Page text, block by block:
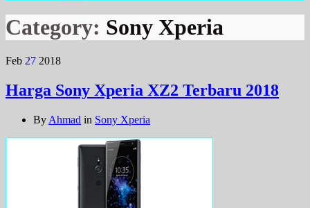
Category: Sony Xperia
Feb 27 2018
Harga Sony Xperia XZ2 Terbaru 2018
By Ahmad in Sony Xperia